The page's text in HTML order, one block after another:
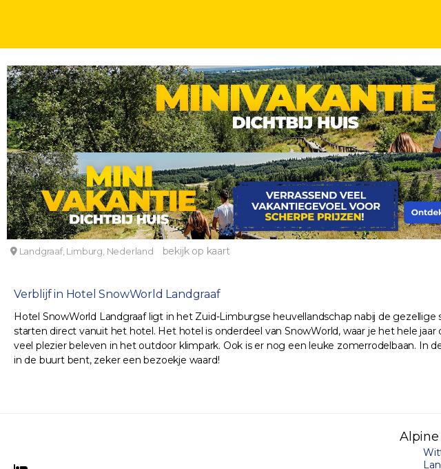
HOTELOVERNACHTINGEN 2, 3, 4 OF 5 DAGEN KINDERKORTING
Overnachten bij SnowWorld Landgraaf
Alpine hotel SnowWorld
Landgraaf, Limburg, Nederland bekijk op kaart
Verblijf in Hotel SnowWorld Landgraaf
Hotel SnowWorld Landgraaf ligt in het Zuid-Limburgse heuvellandschap nabij de
starten direct vanuit het hotel. Het hotel is onderdeel van SnowWorld, waar je het hele
veel plezier beleven in het outdoor klimpark. Ook is er nog een leuke zomerrodelbaan. In
in de buurt bent, zeker een bezoekje waard!